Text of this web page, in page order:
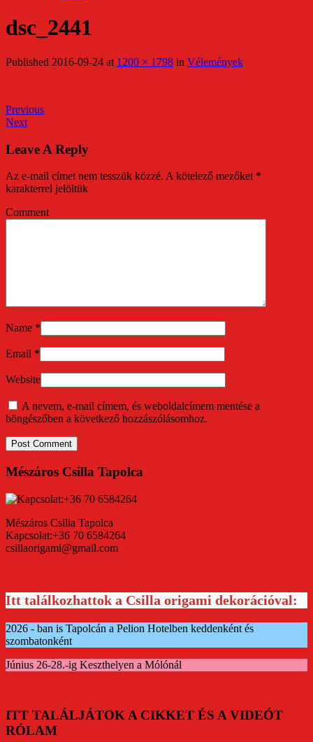
dsc_2441
Published 2016-09-24 at 1200 × 1798 in Vélemények
Previous
Next
Leave A Reply
Az e-mail címet nem tesszük közzé. A kötelező mezőket *
karakterrel jelöltük
Comment
Name *
Email *
Website
A nevem, e-mail címem, és weboldalcímem mentése a
böngészőben a következő hozzászólásomhoz.
Mészáros Csilla Tapolca
Mészáros Csilla Tapolca
Kapcsolat:+36 70 6584264
csillaorigami@gmail.com
Itt találkozhattok a Csilla origami dekorációval:
2026 - ban is Tapolcán a Pelion Hotelben keddenként és
szombatonként
Június 26-28.-ig Keszthelyen a Mólónál
ITT TALÁLJÁTOK A CIKKET ÉS A VIDEÓT
RÓLAM